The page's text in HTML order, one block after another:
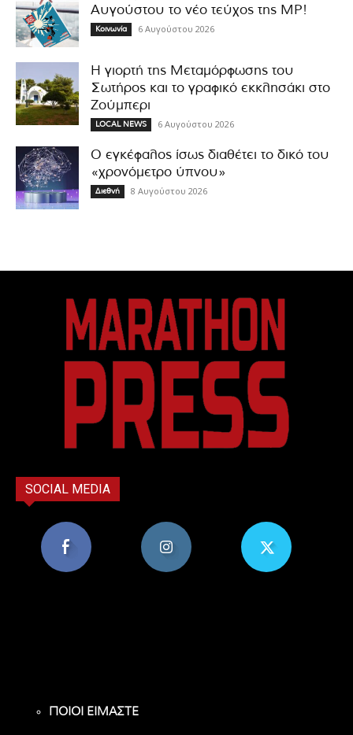
Αυγούστου το νέο τεύχος της MP!
Κοινωνία 6 Αυγούστου 2026
Η γιορτή της Μεταμόρφωσης του
Σωτήρος και το γραφικό εκκλησάκι στο
Ζούμπερι
LOCAL NEWS 6 Αυγούστου 2026
Ο εγκέφαλος ίσως διαθέτει το δικό του
«χρονόμετρο ύπνου»
Διεθνή 8 Αυγούστου 2026
SOCIAL MEDIA
ΠΟΙΟΙ ΕΙΜΑΣΤΕ